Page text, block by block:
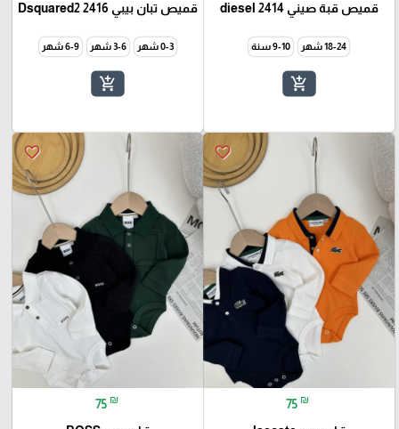
قميص قبة صيني 2414 diesel
18-24 شهر 9-10 سنة
add_shopping_cart
قميص تبان بيبي 2416 Dsquared2
0-3 شهر 3-6 شهر 6-9 شهر
add_shopping_cart
favorite_border
75 ₪
favorite_border
75 ₪